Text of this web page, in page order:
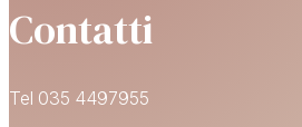
Contatti
Tel 035 4497955